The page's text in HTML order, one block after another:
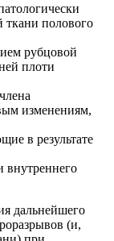
ткани полового
рубцовой
плоти
изменениям,
в результате
внутреннего
дальнейшего
(и,